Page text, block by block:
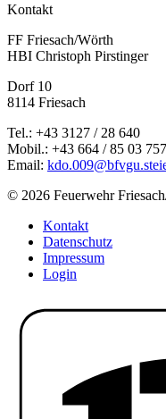
Kontakt
FF Friesach/Wörth
HBI Christoph Pirstinger
Dorf 10
8114 Friesach
Tel.: +43 3127 / 28 640
Mobil.: +43 664 / 85 03 757
Email:
© 2026 Feuerwehr
Kontakt
Datenschutz
Impressum
Login